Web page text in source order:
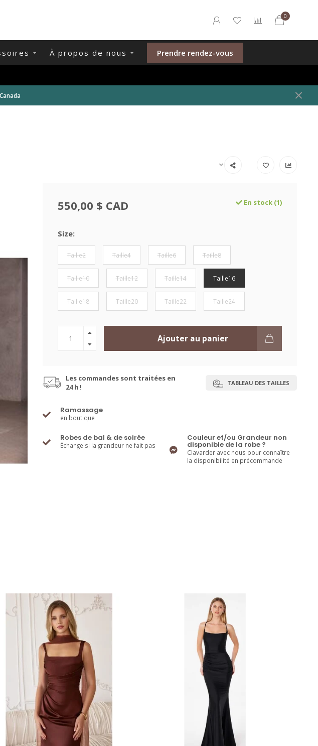
0
À propos de nous Prendre rendez-vous
550,00 $ CAD En stock (1)
Size:
Taille2 Taille4 Taille6 Taille8
Taille10 Taille12 Taille14 Taille16
Taille18 Taille20 Taille22 Taille24
Ajouter au panier
Les commandes sont traitées en
24 h !
TABLEAU DES TAILLES
Ramassage
en boutique
Robes de bal & de soirée
Échange si la grandeur ne fait pas
Couleur et/ou Grandeur non
disponible de la robe ?
Clavarder avec nous pour connaître
la disponibilité en précommande